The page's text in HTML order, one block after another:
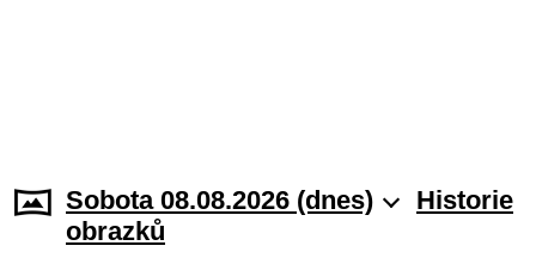
Sobota 08.08.2026 (dnes)
Historie
obrazků